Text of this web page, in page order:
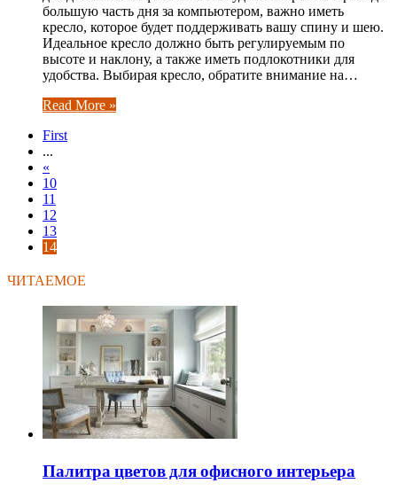
большую часть дня за компьютером, важно иметь
кресло, которое будет поддерживать вашу спину и шею.
Идеальное кресло должно быть регулируемым по
высоте и наклону, а также иметь подлокотники для
удобства. Выбирая кресло, обратите внимание на…
Read More »
First
...
«
10
11
12
13
14
ЧИТАЕМОЕ
Палитра цветов для офисного интерьера